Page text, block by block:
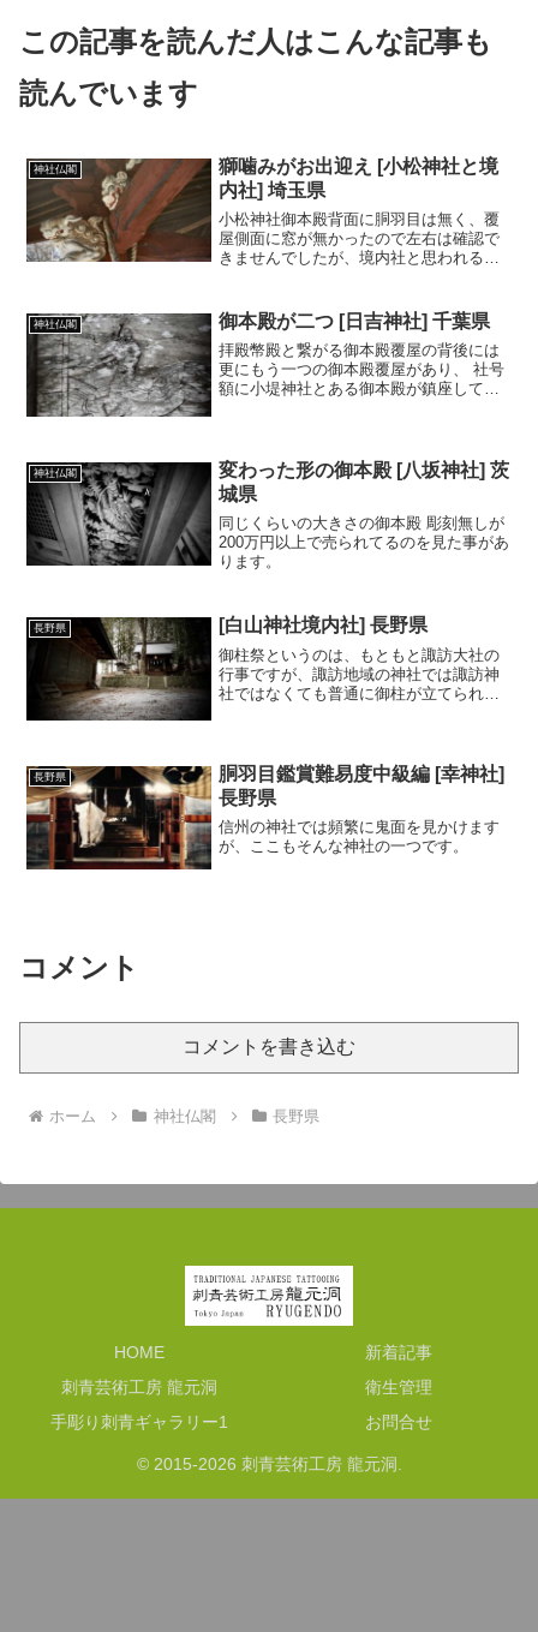
この記事を読んだ人はこんな記事も
読んでいます
神社仏閣
獅噛みがお出迎え [小松神社と境
内社] 埼玉県
小松神社御本殿背面に胴羽目は無く、覆
屋側面に窓が無かったので左右は確認で
きませんでしたが、境内社と思われる御
神社仏閣 御本殿が二つ [日吉神社] 千葉県
拝殿幣殿と繋がる御本殿覆屋の背後には
更にもう一つの御本殿覆屋があり、 社号
額に小堤神社とある御本殿が鎮座してい
神社仏閣
変わった形の御本殿 [八坂神社] 茨
城県
同じくらいの大きさの御本殿 彫刻無しが
200万円以上で売られてるのを見た事があ
ります。
長野県 [白山神社境内社] 長野県
御柱祭というのは、もともと諏訪大社の
行事ですが、諏訪地域の神社では諏訪神
社ではなくても普通に御柱が立てられて
長野県
胴羽目鑑賞難易度中級編 [幸神社]
長野県
信州の神社では頻繁に鬼面を見かけます
が、ここもそんな神社の一つです。
コメント
コメントを書き込む
ホーム 神社仏閣 長野県
HOME
新着記事
刺青芸術工房 龍元洞
衛生管理
手彫り刺青ギャラリー1
お問合せ
© 2015-2026 刺青芸術工房 龍元洞.